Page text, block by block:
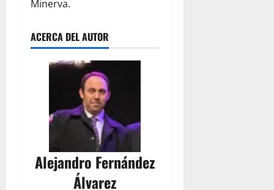
Minerva.
ACERCA DEL AUTOR
Alejandro Fernández
Álvarez